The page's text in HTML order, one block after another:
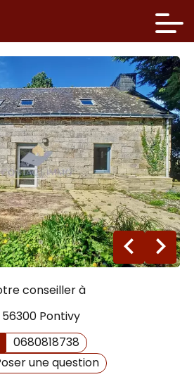
conseiller à
56300 Pontivy
0680818738
une question